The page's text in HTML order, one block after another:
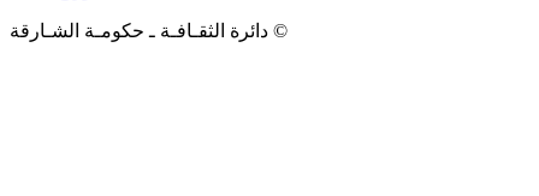
دائرة الثقـافـة ـ حكومـة الشـارقة ©